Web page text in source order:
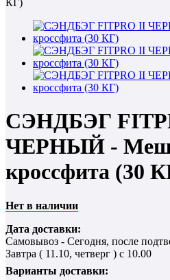
СЭНДБЭГ
ЧЕРНЫЙ -
кроссфита (30
Нет в наличии
Дата доставки:
Самовывоз - Сегодня, после
Завтра ( 11.10, четверг ) с 10.00
Варианты доставки: